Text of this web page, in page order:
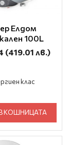
Елдом
100L
(419.01 лв.)
клас
КОШНИЦАТА